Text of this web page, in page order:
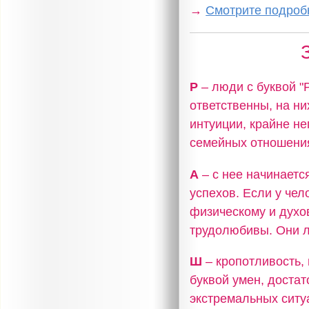
→ Смотрите
Р – люди с буквой
ответственны, на
интуиции, крайне
семейных
А – с нее
успехов. Если у
физическому и
трудолюбивы. Они
Ш –
буквой умен,
экстремальных